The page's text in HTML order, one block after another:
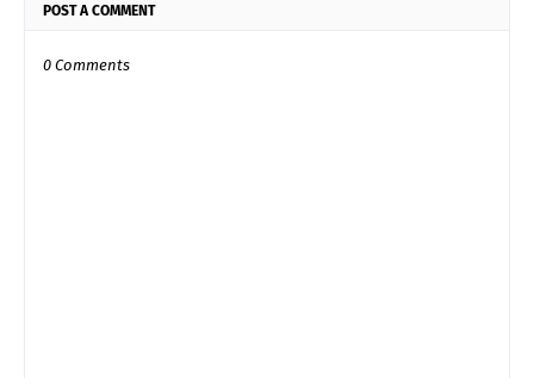
POST A COMMENT
0 Comments